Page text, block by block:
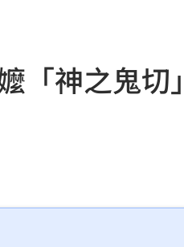
15:59
「神之鬼